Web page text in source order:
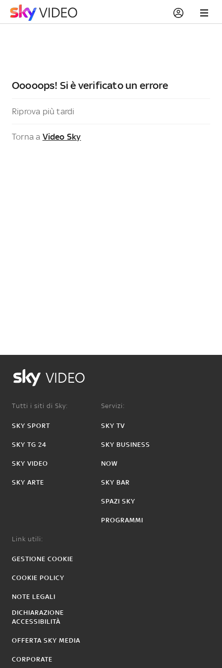
Ooooops! Si è verificato un errore
Riprova più tardi
Torna a Video Sky
VIDEO
Tutti i siti di Sky:
SKY SPORT
SKY TG 24
SKY VIDEO
SKY ARTE
Servizi:
SKY TV
SKY BUSINESS
NOW
SKY BAR
SPAZI SKY
PROGRAMMI
Link utili:
GESTIONE COOKIE
COOKIE POLICY
NOTE LEGALI
DICHIARAZIONE
ACCESSIBILITÀ
OFFERTA SKY MEDIA
CORPORATE